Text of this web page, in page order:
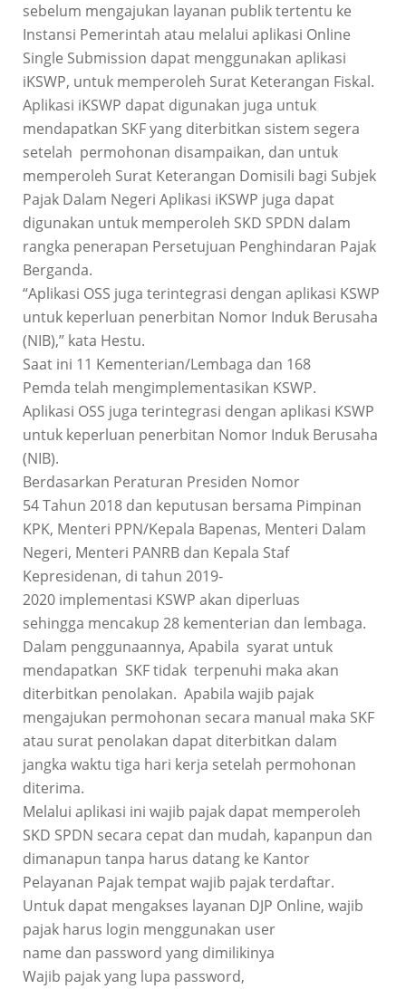
sebelum mengajukan layanan publik tertentu ke
Instansi Pemerintah atau melalui aplikasi Online
Single Submission dapat menggunakan aplikasi
iKSWP, untuk memperoleh Surat Keterangan Fiskal.
Aplikasi iKSWP dapat digunakan juga untuk
mendapatkan SKF yang diterbitkan sistem segera
setelah permohonan disampaikan, dan untuk
memperoleh Surat Keterangan Domisili bagi Subjek
Pajak Dalam Negeri Aplikasi iKSWP juga dapat
digunakan untuk memperoleh SKD SPDN dalam
rangka penerapan Persetujuan Penghindaran Pajak
Berganda.
“Aplikasi OSS juga terintegrasi dengan aplikasi KSWP
untuk keperluan penerbitan Nomor Induk Berusaha
(NIB),” kata Hestu.
Saat ini 11 Kementerian/Lembaga dan 168
Pemda telah mengimplementasikan KSWP.
Aplikasi OSS juga terintegrasi dengan aplikasi KSWP
untuk keperluan penerbitan Nomor Induk Berusaha
(NIB).
Berdasarkan Peraturan Presiden Nomor
54 Tahun 2018 dan keputusan bersama Pimpinan
KPK, Menteri PPN/Kepala Bapenas, Menteri Dalam
Negeri, Menteri PANRB dan Kepala Staf
Kepresidenan, di tahun 2019-
2020 implementasi KSWP akan diperluas
sehingga mencakup 28 kementerian dan lembaga.
Dalam penggunaannya, Apabila syarat untuk
mendapatkan SKF tidak terpenuhi maka akan
diterbitkan penolakan. Apabila wajib pajak
mengajukan permohonan secara manual maka SKF
atau surat penolakan dapat diterbitkan dalam
jangka waktu tiga hari kerja setelah permohonan
diterima.
Melalui aplikasi ini wajib pajak dapat memperoleh
SKD SPDN secara cepat dan mudah, kapanpun dan
dimanapun tanpa harus datang ke Kantor
Pelayanan Pajak tempat wajib pajak terdaftar.
Untuk dapat mengakses layanan DJP Online, wajib
pajak harus login menggunakan user
name dan password yang dimilikinya
Wajib pajak yang lupa password,